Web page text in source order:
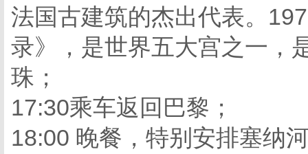
法国古建筑的杰出代表。
录》，是世界五大宫之一，
珠；
17:30乘车返回巴黎；
18:00 晚餐，特别安排塞纳